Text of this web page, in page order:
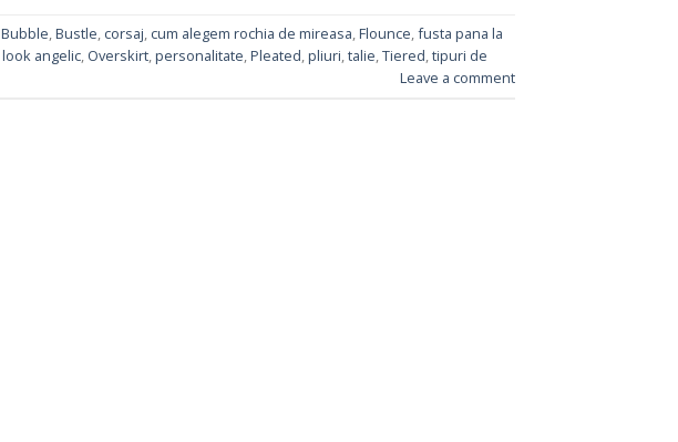
Bubble,Bustle, corsaj, cum alegem rochia de mireasa,Flounce,fusta pana la
look angelic, Overskirt,personalitate,Pleated,pliuri,talie,Tiered,tipuri de
Leave a comment